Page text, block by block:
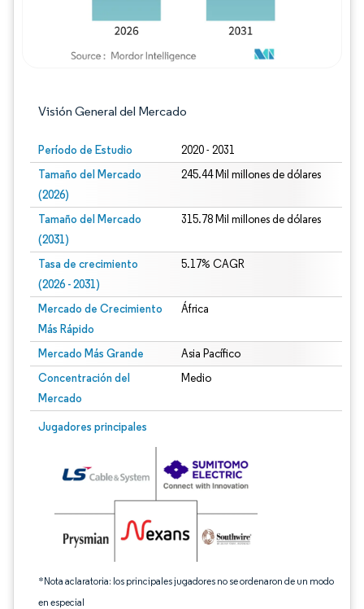
Visión General del Mercado
Período de Estudio 2020 - 2031
Tamaño del Mercado
(2026)
245.44 Mil millones de dólares
Tamaño del Mercado
(2031)
315.78 Mil millones de dólares
Tasa de crecimiento
(2026 - 2031)
5.17% CAGR
Mercado de Crecimiento
Más Rápido
África
Mercado Más Grande Asia Pacífico
Concentración del
Mercado
Medio
Jugadores principales
*Nota aclaratoria: los principales jugadores no se ordenaron de un modo
en especial
Imagen © Mordor Intelligence. El uso requiere atribución según CC BY 4.0.